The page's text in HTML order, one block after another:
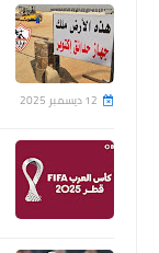
12 ديسمبر 2025